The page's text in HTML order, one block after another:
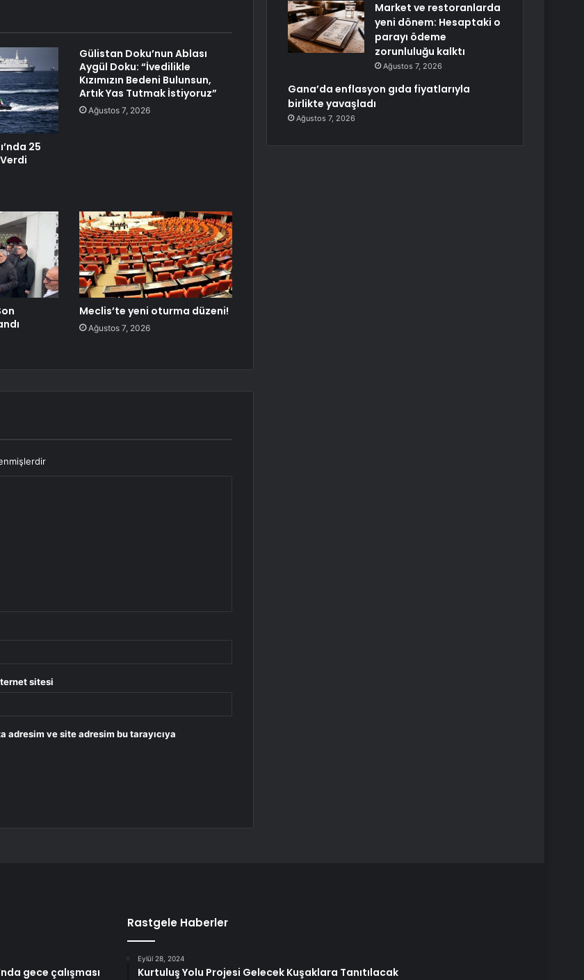
25
Gülistan Doku’nun Ablası
Aygül Doku: “İvedilikle
Kızımızın Bedeni Bulunsun,
Artık Yas Tutmak İstiyoruz”
Ağustos 7, 2026
Meclis’te yeni oturma düzeni!
Ağustos 7, 2026
sitesi
adresim ve site adresim bu tarayıcıya
Market ve restoranlarda
yeni dönem: Hesaptaki o
parayı ödeme
zorunluluğu kalktı
Ağustos 7, 2026
Gana’da enflasyon gıda fiyatlarıyla
birlikte yavaşladı
Ağustos 7, 2026
gece çalışması
Rastgele Haberler
Eylül 28, 2024
Kurtuluş Yolu Projesi Gelecek Kuşaklara Tanıtılacak